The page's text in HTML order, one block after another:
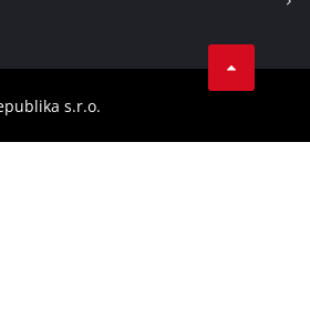
s.r.o.